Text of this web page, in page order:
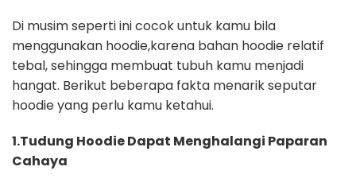
Di musim seperti ini cocok untuk kamu bila
menggunakan hoodie,karena bahan hoodie relatif
tebal, sehingga membuat tubuh kamu menjadi
hangat. Berikut beberapa fakta menarik seputar
hoodie yang perlu kamu ketahui.
1.Tudung Hoodie Dapat Menghalangi Paparan
Cahaya